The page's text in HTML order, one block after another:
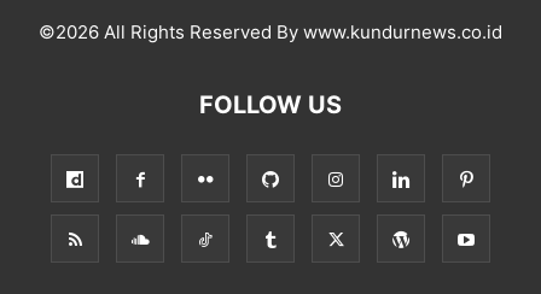
©2026 All Rights Reserved By www.kundurnews.co.id
FOLLOW US